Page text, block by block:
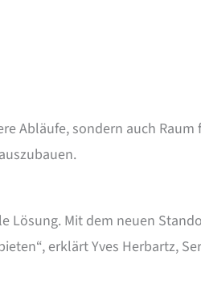
Abläufe, sondern auch
Lösung. Mit dem neuen
erklärt Yves Herbartz,